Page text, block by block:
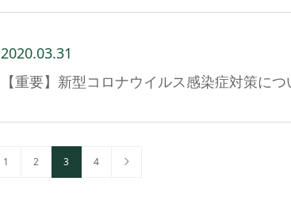
2020.03.31
【重要】新型コロナウイルス感染症対策につ
1 2 3 4